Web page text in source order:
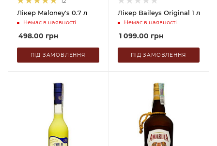
Лікер Maloney's 0.7 л
Немає в наявності
498.00 грн
ПІД ЗАМОВЛЕННЯ
Лікер Baileys Original 1 л
Немає в наявності
1 099.00 грн
ПІД ЗАМОВЛЕННЯ